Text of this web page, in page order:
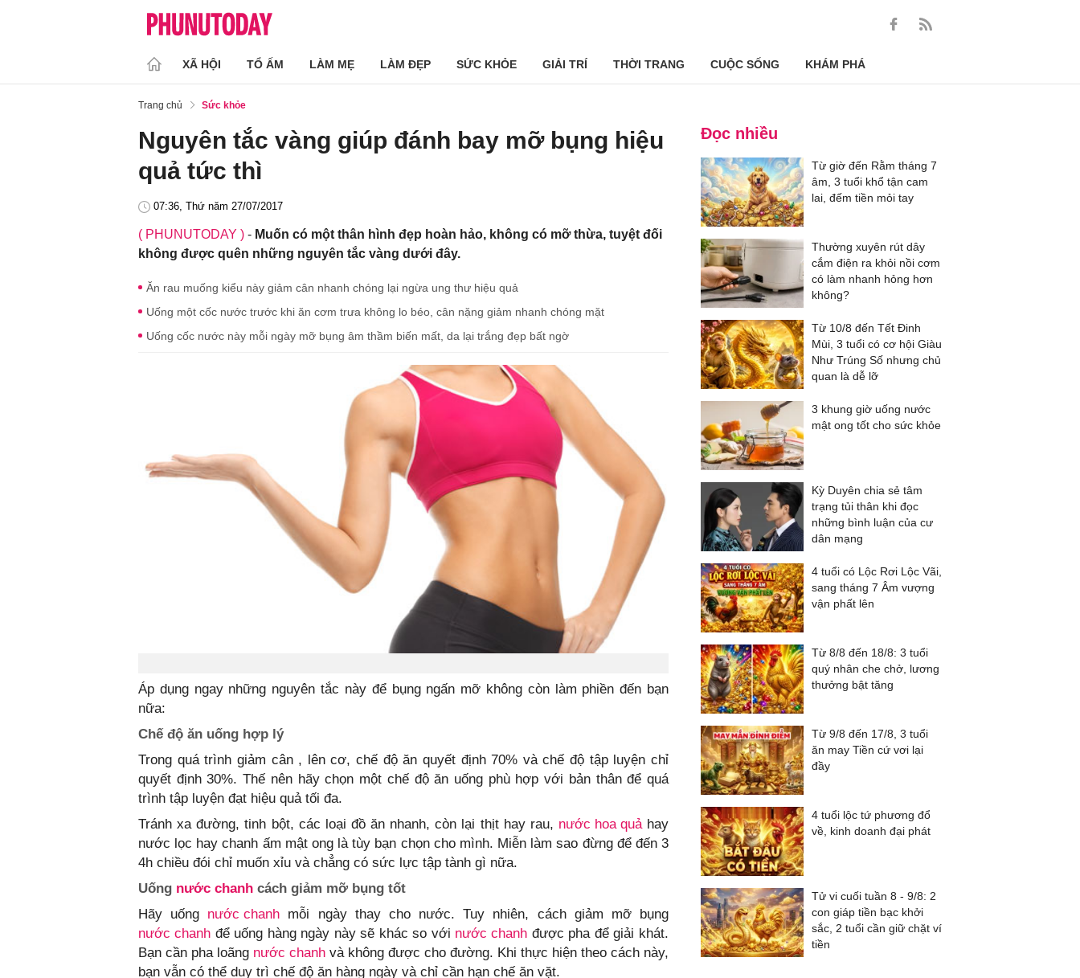
XÃ HỘI TỔ ẤM LÀM MẸ LÀM ĐẸP SỨC KHỎE GIẢI TRÍ THỜI TRANG CUỘC SỐNG KHÁM PHÁ
Trang chủ Sức khỏe
Nguyên tắc vàng giúp đánh bay mỡ bụng hiệu
quả tức thì
07:36, Thứ năm 27/07/2017
( PHUNUTODAY ) - Muốn có một thân hình đẹp hoàn hảo, không có mỡ thừa, tuyệt đối
không được quên những nguyên tắc vàng dưới đây.
Ăn rau muống kiểu này giảm cân nhanh chóng lại ngừa ung thư hiệu quả
Uống một cốc nước trước khi ăn cơm trưa không lo béo, cân nặng giảm nhanh chóng mặt
Uống cốc nước này mỗi ngày mỡ bụng âm thầm biến mất, da lại trắng đẹp bất ngờ
Áp dụng ngay những nguyên tắc này để bụng ngấn mỡ không còn làm phiền đến bạn
nữa:
Chế độ ăn uống hợp lý
Trong quá trình giảm cân , lên cơ, chế độ ăn quyết định 70% và chế độ tập luyện chỉ
quyết định 30%. Thế nên hãy chọn một chế độ ăn uống phù hợp với bản thân để quá
trình tập luyện đạt hiệu quả tối đa.
Tránh xa đường, tinh bột, các loại đồ ăn nhanh, còn lại thịt hay rau, nước hoa quảhay
nước lọc hay chanh ấm mật ong là tùy bạn chọn cho mình. Miễn làm sao đừng để đến 3
4h chiều đói chỉ muốn xỉu và chẳng có sức lực tập tành gì nữa.
Uống nước chanh cách giảm mỡ bụng tốt
Hãy uống nước chanh mỗi ngày thay cho nước. Tuy nhiên, cách giảm mỡ bụng
nước chanh để uống hàng ngày này sẽ khác so với nước chanh được pha để giải khát.
Bạn cần pha loãng nước chanh và không được cho đường. Khi thực hiện theo cách này,
bạn vẫn có thể duy trì chế độ ăn hàng ngày và chỉ cần hạn chế ăn vặt.
Đọc nhiều
Từ giờ đến Rằm tháng 7
âm, 3 tuổi khổ tận cam
lai, đếm tiền mỏi tay
Thường xuyên rút dây
cắm điện ra khỏi nồi cơm
có làm nhanh hỏng hơn
không?
Từ 10/8 đến Tết Đinh
Mùi, 3 tuổi có cơ hội Giàu
Như Trúng Số nhưng chủ
quan là dễ lỡ
3 khung giờ uống nước
mật ong tốt cho sức khỏe
Kỳ Duyên chia sẻ tâm
trạng tủi thân khi đọc
những bình luận của cư
dân mạng
4 tuổi có Lộc Rơi Lộc Vãi,
sang tháng 7 Âm vượng
vận phất lên
Từ 8/8 đến 18/8: 3 tuổi
quý nhân che chở, lương
thưởng bật tăng
Từ 9/8 đến 17/8, 3 tuổi
ăn may Tiền cứ vơi lại
đầy
4 tuổi lộc tứ phương đổ
về, kinh doanh đại phát
Tử vi cuối tuần 8 - 9/8: 2
con giáp tiền bạc khởi
sắc, 2 tuổi cần giữ chặt ví
tiền